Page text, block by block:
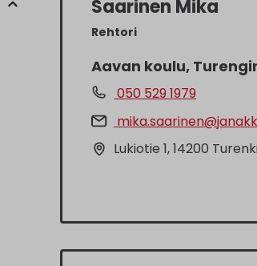
Saarinen Mika
Rehtori
Aavan koulu,
050 529 1979
Lukiotie 1, 14200 Turenki